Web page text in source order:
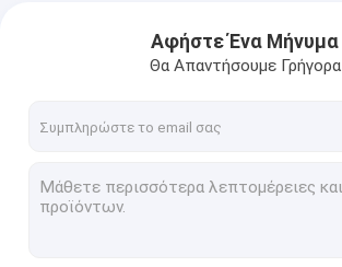
Ενότητες καμερών cOem
Ενότητα καμερών MIPI
Αφήστε Ένα Μήνυμα
Θα Απαντήσουμε Γρήγορα